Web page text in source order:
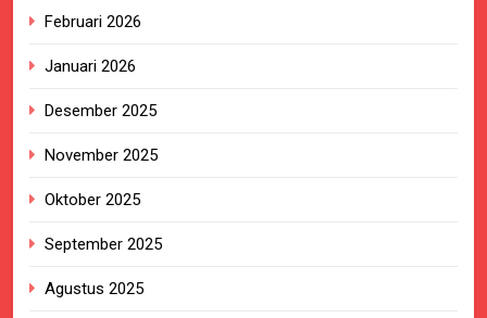
Februari 2026
Januari 2026
Desember 2025
November 2025
Oktober 2025
September 2025
Agustus 2025